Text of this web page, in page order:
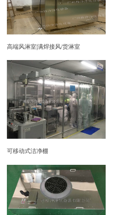
高端风淋室|满焊接风/货淋室
可移动式洁净棚